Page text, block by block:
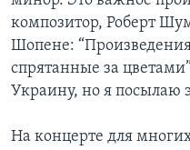
композитор, Роберт
Шопене:
спрятанные за
Украину, но я посылаю
На концерте для